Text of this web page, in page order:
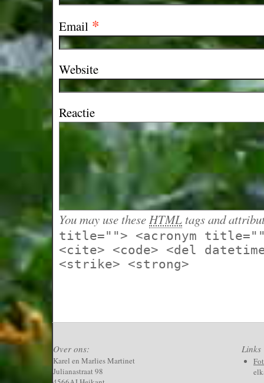
Email *
Website
Reactie
You may use theseHTML tags and
title=""> <acronym
<cite> <code> <del
<strike> <strong>
Over ons:
Karel en Marlies Martinet
Julianastraat 98
Links